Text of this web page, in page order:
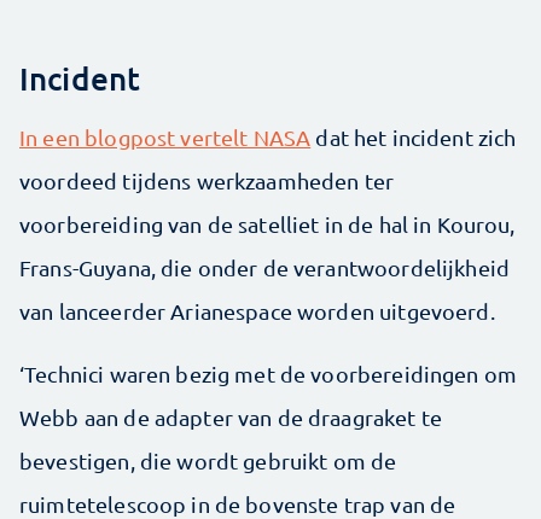
Incident
In een blogpost vertelt NASA dat het incident zich
voordeed tijdens werkzaamheden ter
voorbereiding van de satelliet in de hal in Kourou,
Frans-Guyana, die onder de verantwoordelijkheid
van lanceerder Arianespace worden uitgevoerd.
‘Technici waren bezig met de voorbereidingen om
Webb aan de adapter van de draagraket te
bevestigen, die wordt gebruikt om de
ruimtetelescoop in de bovenste trap van de